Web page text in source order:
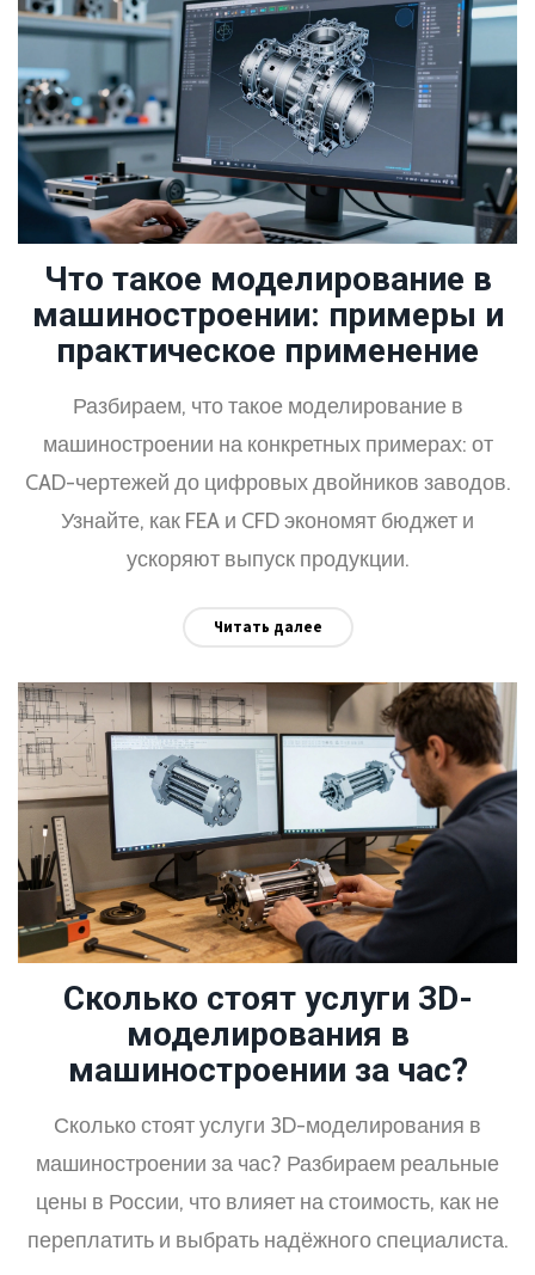
Что такое моделирование в
машиностроении: примеры и
практическое применение
Разбираем, что такое моделирование в
машиностроении на конкретных примерах: от
CAD-чертежей до цифровых двойников заводов.
Узнайте, как FEA и CFD экономят бюджет и
ускоряют выпуск продукции.
Читать далее
Сколько стоят услуги 3D-
моделирования в
машиностроении за час?
Сколько стоят услуги 3D-моделирования в
машиностроении за час? Разбираем реальные
цены в России, что влияет на стоимость, как не
переплатить и выбрать надёжного специалиста.